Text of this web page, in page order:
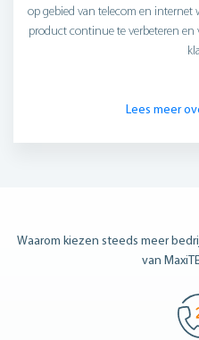
op gebied van telecom en
product continue te verbeteren en
Lees meer
Waarom kiezen steeds meer
van